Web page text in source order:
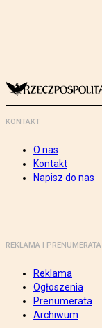
KONTAKT
O nas
Kontakt
Napisz do nas
REKLAMA I PRENUMERATA
Reklama
Ogłoszenia
Prenumerata
Archiwum